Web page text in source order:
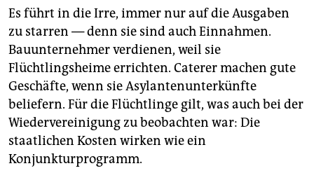
Es führt in die Irre, immer nur auf die Ausgaben
zu starren — denn sie sind auch Einnahmen.
Bauunternehmer verdienen, weil sie
Flüchtlingsheime errichten. Caterer machen gute
Geschäfte, wenn sie Asylantenunterkünfte
beliefern. Für die Flüchtlinge gilt, was auch bei der
Wiedervereinigung zu beobachten war: Die
staatlichen Kosten wirken wie ein
Konjunkturprogramm.